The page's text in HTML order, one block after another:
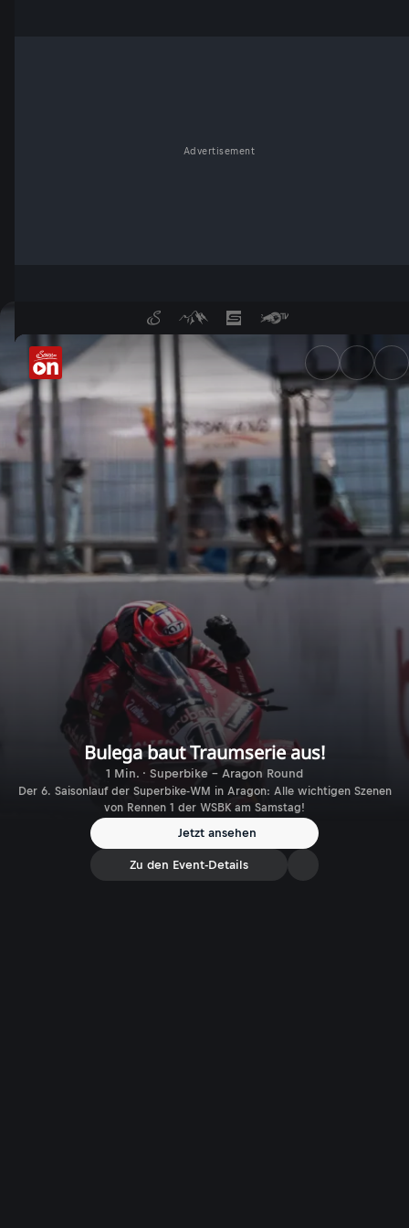
Advertisement
Bulega baut Traumserie aus!
Bulega baut Traumserie aus!
1 Min. · Superbike - Aragon Round
Der 6. Saisonlauf der Superbike-WM in Aragon: Alle wichtigen Szenen
von Rennen 1 der WSBK am Samstag!
Jetzt ansehen
Zu den Event-Details